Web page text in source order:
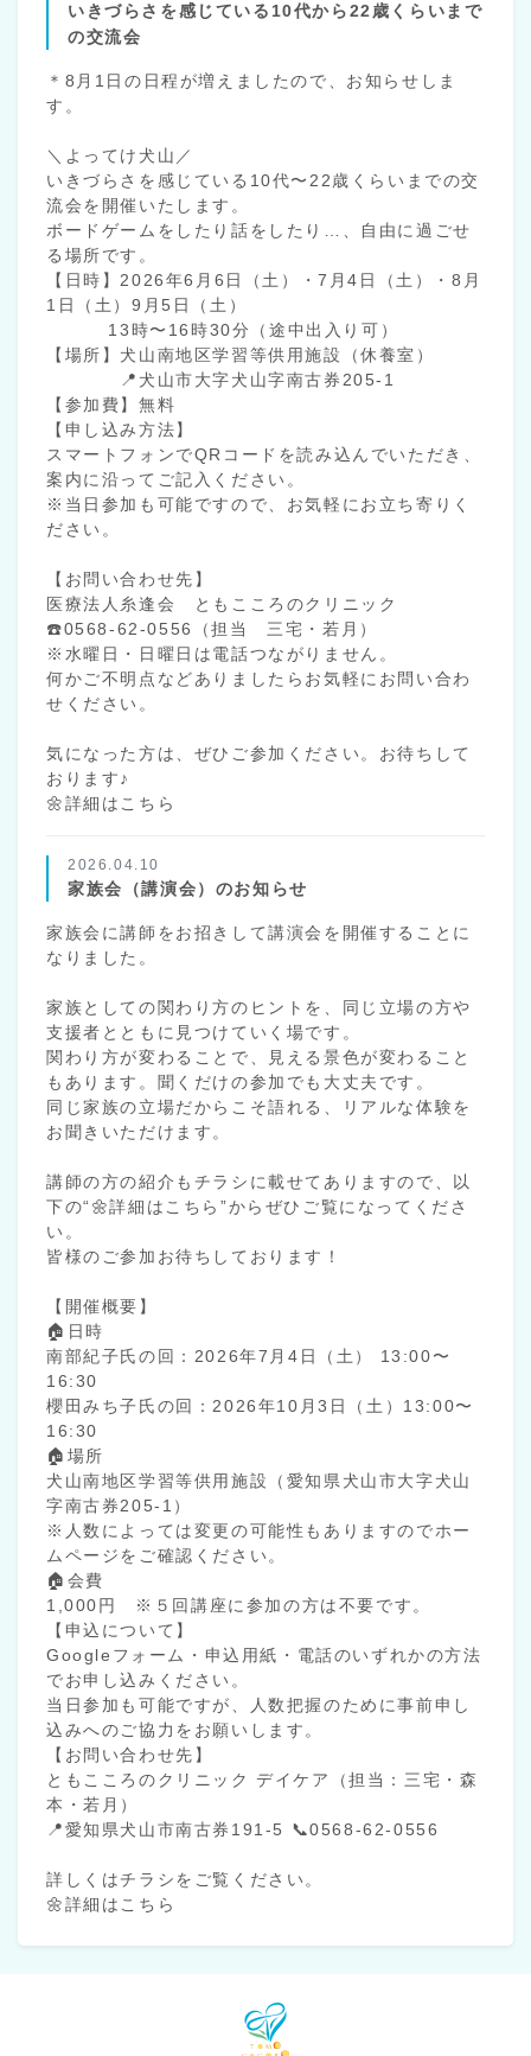
いきづらさを感じている10代から22歳くらいまで
の交流会
＊8月1日の日程が増えましたので、お知らせしま
す。
＼よってけ犬山／
いきづらさを感じている10代〜22歳くらいまでの交
流会を開催いたします。
ボードゲームをしたり話をしたり…、自由に過ごせ
る場所です。
【日時】2026年6月6日（土）・7月4日（土）・8月
1日（土）9月5日（土）
13時〜16時30分（途中出入り可）
【場所】犬山南地区学習等供用施設（休養室）
📍犬山市大字犬山字南古券205-1
【参加費】無料
【申し込み方法】
スマートフォンでQRコードを読み込んでいただき、
案内に沿ってご記入ください。
※当日参加も可能ですので、お気軽にお立ち寄りく
ださい。
【お問い合わせ先】
医療法人糸逢会 ともこころのクリニック
☎️0568-62-0556（担当 三宅・若月）
※水曜日・日曜日は電話つながりません。
何かご不明点などありましたらお気軽にお問い合わ
せください。
気になった方は、ぜひご参加ください。お待ちして
おります♪
🌼詳細はこちら
2026.04.10
家族会（講演会）のお知らせ
家族会に講師をお招きして講演会を開催することに
なりました。
家族としての関わり方のヒントを、同じ立場の方や
支援者とともに見つけていく場です。
関わり方が変わることで、見える景色が変わること
もあります。聞くだけの参加でも大丈夫です。
同じ家族の立場だからこそ語れる、リアルな体験を
お聞きいただけます。
講師の方の紹介もチラシに載せてありますので、以
下の“🌼詳細はこちら”からぜひご覧になってくださ
い。
皆様のご参加お待ちしております！
【開催概要】
🏠日時
南部紀子氏の回：2026年7月4日（土） 13:00〜
16:30
櫻田みち子氏の回：2026年10月3日（土）13:00〜
16:30
🏠場所
犬山南地区学習等供用施設（愛知県犬山市大字犬山
字南古券205-1）
※人数によっては変更の可能性もありますのでホー
ムページをご確認ください。
🏠会費
1,000円 ※５回講座に参加の方は不要です。
【申込について】
Googleフォーム・申込用紙・電話のいずれかの方法
でお申し込みください。
当日参加も可能ですが、人数把握のために事前申し
込みへのご協力をお願いします。
【お問い合わせ先】
ともこころのクリニック デイケア（担当：三宅・森
本・若月）
📍愛知県犬山市南古券191-5 📞0568-62-0556
詳しくはチラシをご覧ください。
🌼詳細はこちら